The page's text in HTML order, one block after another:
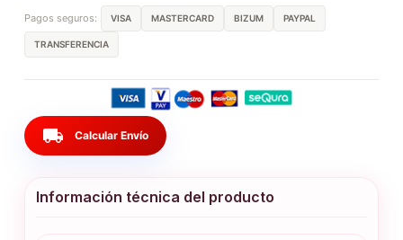
Pagos seguros: VISA MASTERCARD BIZUM PAYPAL
TRANSFERENCIA
local_shipping Calcular Envío
Información técnica del producto